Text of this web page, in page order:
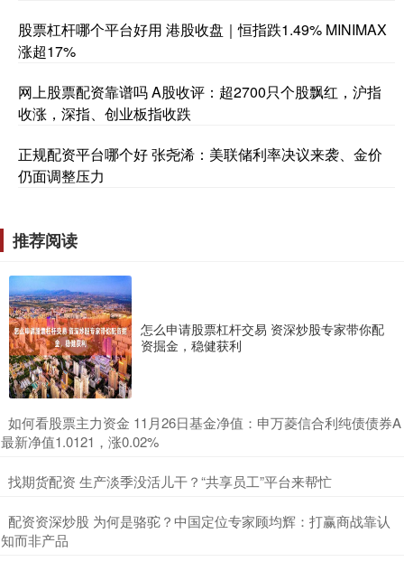
股票杠杆哪个平台好用 港股收盘｜恒指跌1.49% MINIMAX
涨超17%
网上股票配资靠谱吗 A股收评：超2700只个股飘红，沪指
收涨，深指、创业板指收跌
正规配资平台哪个好 张尧浠：美联储利率决议来袭、金价
仍面调整压力
推荐阅读
怎么申请股票杠杆交易 资深炒股专家带你配
资掘金，稳健获利
​如何看股票主力资金 11月26日基金净值：申万菱信合利纯债债券A
最新净值1.0121，涨0.02%
​找期货配资 生产淡季没活儿干？“共享员工”平台来帮忙
​配资资深炒股 为何是骆驼？中国定位专家顾均辉：打赢商战靠认
知而非产品